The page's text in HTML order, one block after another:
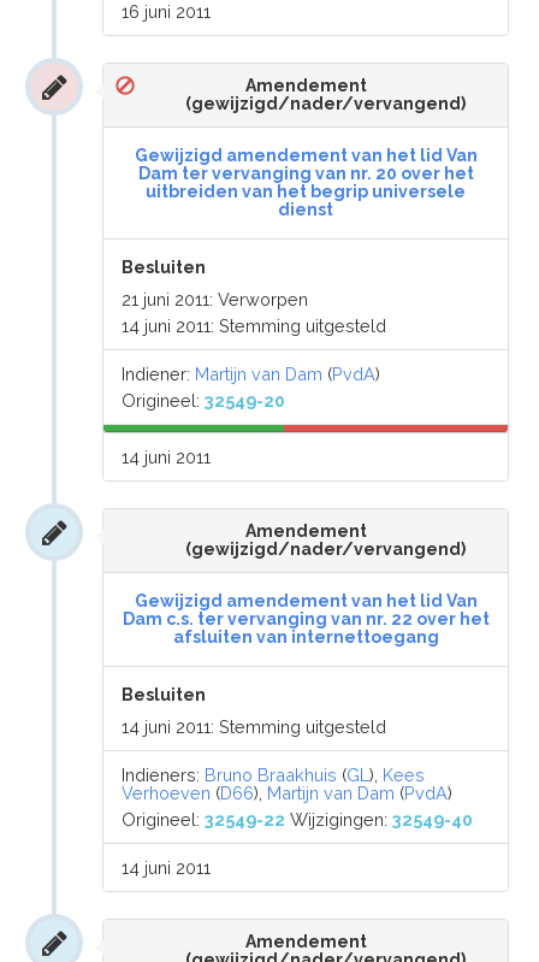
16 juni 2011
Amendement
(gewijzigd/nader/vervangend)
Gewijzigd amendement van het lid Van
Dam ter vervanging van nr. 20 over het
uitbreiden van het begrip universele
dienst
Besluiten
21 juni 2011: Verworpen
14 juni 2011: Stemming uitgesteld
Indiener: Martijn van Dam (PvdA)
Origineel:32549-20
14 juni 2011
Amendement
(gewijzigd/nader/vervangend)
Gewijzigd amendement van het lid Van
Dam c.s. ter vervanging van nr. 22 over het
afsluiten van internettoegang
Besluiten
14 juni 2011: Stemming uitgesteld
Indieners: Bruno Braakhuis (GL), Kees
Verhoeven (D66), Martijn van Dam (PvdA)
Origineel:32549-22 Wijzigingen:32549-40
14 juni 2011
Amendement